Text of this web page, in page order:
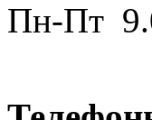
Пн-Пт